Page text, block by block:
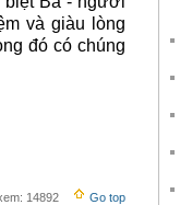
và giàu lòng
đó có chúng
14892 Go top